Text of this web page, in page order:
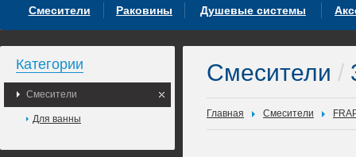
Смесители Раковины Душевые системы
Категории
Смесители
Для ванны
Смесители /
Главная Смесители